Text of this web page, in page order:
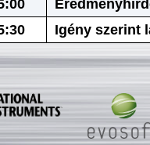
Igény szerint